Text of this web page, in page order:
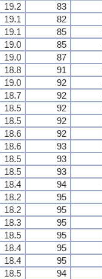
19.2 83
19.1 82
19.1 85
19.0 85
19.0 87
18.8 91
19.0 92
18.7 92
18.5 92
18.5 92
18.6 92
18.6 93
18.5 93
18.5 93
18.4 94
18.2 95
18.2 95
18.3 95
18.5 95
18.4 95
18.4 95
18.5 94